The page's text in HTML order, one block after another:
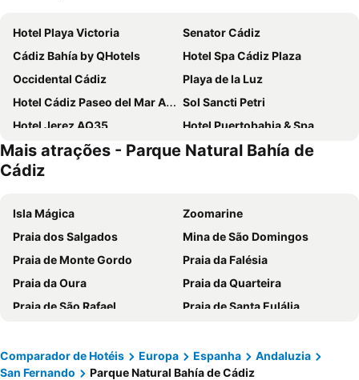
Hotel Playa Victoria
Senator Cádiz
Cádiz Bahía by QHotels
Hotel Spa Cádiz Plaza
Occidental Cádiz
Playa de la Luz
Hotel Cádiz Paseo del Mar Affiliated by Meliá
Sol Sancti Petri
Hotel Jerez AQ35
Hotel Puertobahia & Spa
Hotel Bahía Sur
Vincci Costa Golf
Hotel Exe Guadalete
Hotel Duque de Najera
Casual con Duende Cádiz
Hotel Regio Cadiz
Apartamentos Soho Boutique
Hotel Campomar Playa
Hotel Monte Puertatierra
Parador de Cádiz
Soho Boutique Puerto
Hotel Boutique Las Cortes De Cadiz
NH Avenida Jerez
BYPILLOW Tiento
Hotel Dunas Puerto
Mais atrações - Parque Natural Bahía de
Cádiz
Isla Mágica
Zoomarine
Praia dos Salgados
Mina de São Domingos
Praia de Monte Gordo
Praia da Falésia
Praia da Oura
Praia da Quarteira
Praia de São Rafael
Praia de Santa Eulália
Aeroporto Internacional de Faro - Gago Coutinho
Praia da Galé
Praia dos Pescadores
Vilamoura Marina
Comparador de Hotéis Europa Espanha
Andaluzia
San Fernando
Parque Natural Bahía de Cádiz